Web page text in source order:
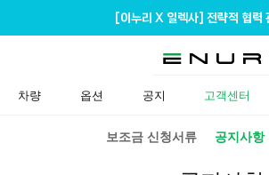
[이누리 X 일렉사] 전략적 협력
차량 옵션 공지 고객센터
보조금 신청서류 공지사항